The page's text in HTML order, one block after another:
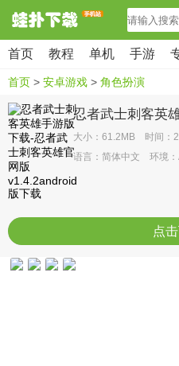
首页 教程 单机 手游
首页 > 安卓游戏 > 角色扮演
忍者武士刺客英
大小：61.2MB 时间：
语言：简体中文 环境：
点